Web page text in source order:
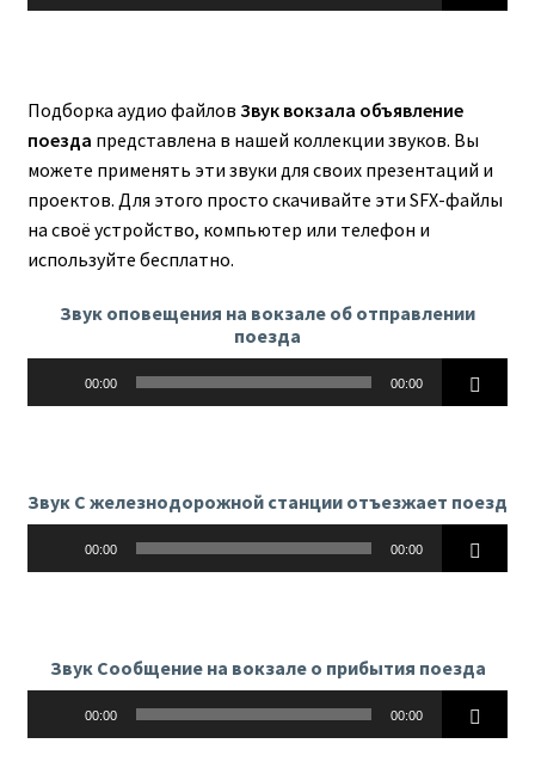
Подборка аудио файлов Звук вокзала объявление
поезда представлена в нашей коллекции звуков. Вы
можете применять эти звуки для своих презентаций и
проектов. Для этого просто скачивайте эти SFX-файлы
на своё устройство, компьютер или телефон и
используйте бесплатно.
Звук оповещения на вокзале об отправлении
поезда
00:00 00:00
Звук С железнодорожной станции отъезжает поезд
00:00 00:00
Звук Сообщение на вокзале о прибытия поезда
00:00 00:00